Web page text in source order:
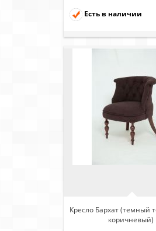
Есть в наличии
Кресло Бархат (темный
коричневый)